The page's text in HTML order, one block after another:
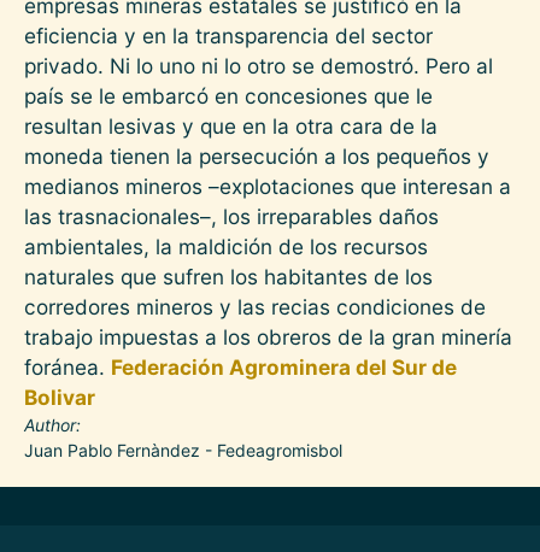
empresas mineras estatales se justificó en la
eficiencia y en la transparencia del sector
privado. Ni lo uno ni lo otro se demostró. Pero al
país se le embarcó en concesiones que le
resultan lesivas y que en la otra cara de la
moneda tienen la persecución a los pequeños y
medianos mineros –explotaciones que interesan a
las trasnacionales–, los irreparables daños
ambientales, la maldición de los recursos
naturales que sufren los habitantes de los
corredores mineros y las recias condiciones de
trabajo impuestas a los obreros de la gran minería
foránea. Federación Agrominera del Sur de
Bolivar
Author
Juan Pablo Fernàndez - Fedeagromisbol